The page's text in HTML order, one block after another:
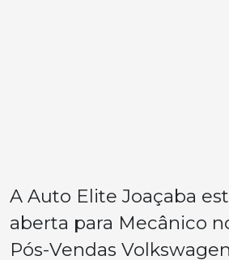
A Auto Elite Joaçaba
aberta para Mecânico
Pós-Vendas